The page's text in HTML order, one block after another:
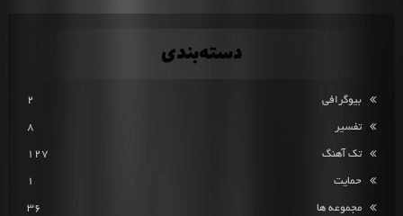
دسته‌بندی
بیوگرافی 2
تفسیر 8
تک آهنگ 127
حمایت 1
مجموعه ها 36